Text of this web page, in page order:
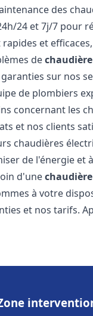
des
24 et 7j/7 pour
et
de
sur nos
de plombiers
concernant les
et nos clients
chaudières
de l'énergie et
d'une
à votre
et nos tarifs.